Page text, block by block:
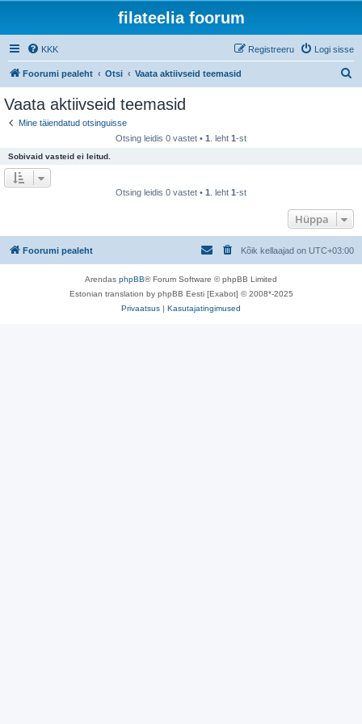
filateelia foorum
KKK Logi sisse
Registreeru
Foorumi pealeht Otsi Vaata aktiivseid teemasid
Vaata aktiivseid teemasid
Mine täiendatud otsinguisse
Otsing leidis 0 vastet • 1 . leht 1-st
Sobivaid vasteid ei leitud.
Otsing leidis 0 vastet • 1 . leht 1-st
Hüppa
Foorumi pealeht Kõik kellaajad on UTC+03:00
Arendas phpBB® Forum Software © phpBB Limited
Estonian translation by phpBB Eesti [Exabot] © 2008*-2025
Privaatsus | Kasutajatingimused